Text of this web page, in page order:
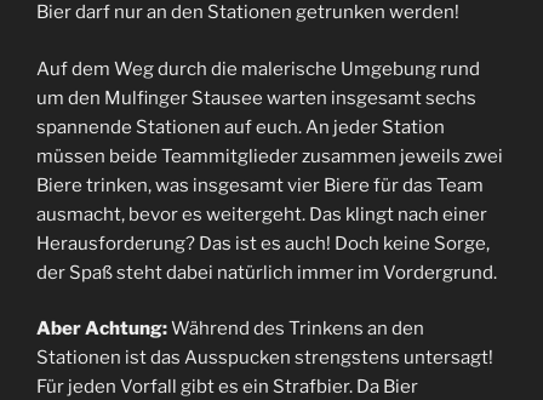
Bier darf nur an den Stationen getrunken werden!
Auf dem Weg durch die malerische Umgebung rund
um den Mulfinger Stausee warten insgesamt sechs
spannende Stationen auf euch. An jeder Station
müssen beide Teammitglieder zusammen jeweils zwei
Biere trinken, was insgesamt vier Biere für das Team
ausmacht, bevor es weitergeht. Das klingt nach einer
Herausforderung? Das ist es auch! Doch keine Sorge,
der Spaß steht dabei natürlich immer im Vordergrund.
Aber Achtung:Während des Trinkens an den
Stationen ist das Ausspucken strengstens untersagt!
Für jeden Vorfall gibt es ein Strafbier. Da Bier